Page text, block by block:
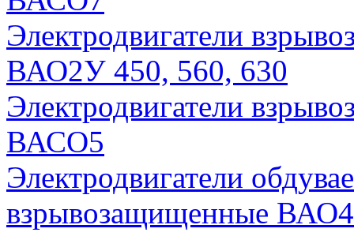
Электродвигатели
ВАО2У 450, 560, 630
Электродвигатели
ВАСО5
Электродвигатели
взрывозащищенные